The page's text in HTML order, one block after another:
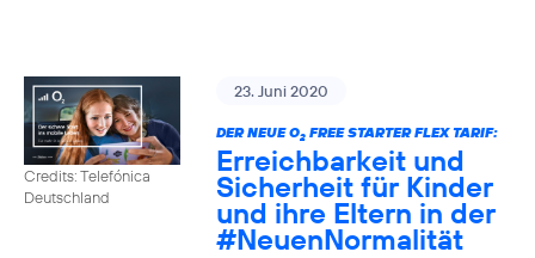
Credits: Telefónica
Deutschland
23. Juni 2020
DER NEUE O2FREE STARTER FLEX TARIF:
Erreichbarkeit und
Sicherheit für Kinder
und ihre Eltern in der
#NeuenNormalität